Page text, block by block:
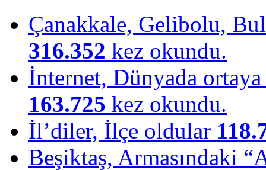
Çanakkale, Gelibolu,
316.352 kez okundu.
İnternet, Dünyada
163.725 kez okundu.
İl’diler, İlçe oldular
Beşiktaş, Armasındaki